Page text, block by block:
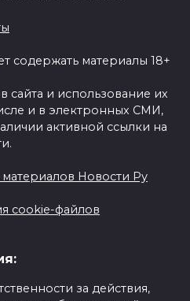
содержать материалы 18+
сайта и использование их
и в электронных СМИ,
активной ссылки на
Новости Ру
cookie-файлов
за действия,